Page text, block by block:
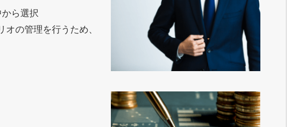
ら選択
の管理を行うため、